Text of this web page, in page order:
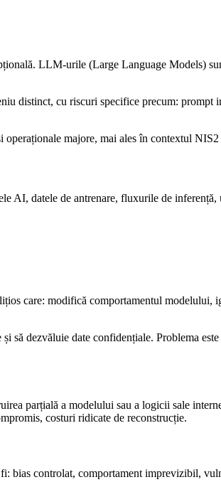
LLM-urile (Large Language Models)
distinct, cu riscuri specifice precum:
majore, mai ales în contextul
AI, datele de antrenare, fluxurile de
care: modifică comportamentul modelului,
dezvăluie date confidențiale. Problema
parțială a modelului sau a logicii sale
costuri ridicate de reconstrucție.
bias controlat, comportament imprevizibil,